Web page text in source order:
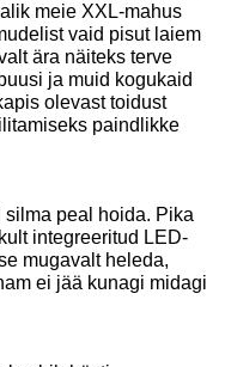
meie XXL-mahus
vaid pisut laiem
ära näiteks terve
ja muid kogukaid
olevast toidust
paindlikke
peal hoida. Pika
integreeritud LED-
mugavalt heleda,
ei jää kunagi midagi